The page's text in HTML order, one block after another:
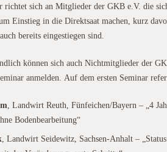
richtet sich an Mitglieder der GKB e.V. die
Einstieg in die Direktsaat machen, kurz
bereits eingestiegen sind.
können sich auch Nichtmitglieder der
anmelden. Auf dem ersten Seminar
, Landwirt Reuth, Fünfeichen/Bayern – „4
Bodenbearbeitung“
, Landwirt Seidewitz, Sachsen-Anhalt –